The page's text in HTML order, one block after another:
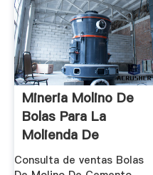
Mineria Molino De
Bolas Para La
Molienda De
Cemento En El ...
Consulta de ventas Bolas